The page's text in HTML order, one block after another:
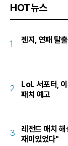
HOT뉴스
1 젠지, 연패 탈
2
LoL 서포터,
패치 예고
3
레전드 매치
재미있었다"